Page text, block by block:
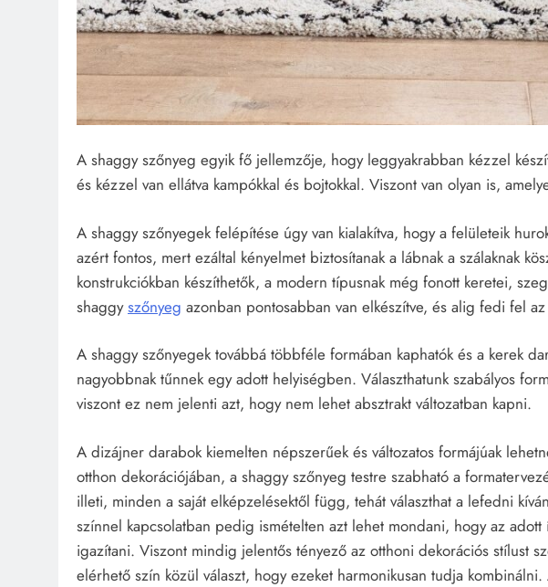
A shaggy szőnyeg egyik fő jellemzője, hogy leggyakrabban kézzel
és kézzel van ellátva kampókkal és bojtokkal. Viszont van olyan is,
A shaggy szőnyegek felépítése úgy van kialakítva, hogy a felületeik
azért fontos, mert ezáltal kényelmet biztosítanak a lábnak a szálaknak
konstrukciókban készíthetők, a modern típusnak még fonott keretei,
shaggyszőnyeg azonban pontosabban van elkészítve, és alig fedi fel
A shaggy szőnyegek továbbá többféle formában kaphatók és a kerek
nagyobbnak tűnnek egy adott helyiségben. Választhatunk szabályos
viszont ez nem jelenti azt, hogy nem lehet absztrakt változatban kapni.
A dizájner darabok kiemelten népszerűek és változatos formájúak
otthon dekorációjában, a shaggy szőnyeg testre szabható a
illeti, minden a saját elképzelésektől függ, tehát választhat a lefedni
színnel kapcsolatban pedig ismételten azt lehet mondani, hogy az
igazítani. Viszont mindig jelentős tényező az otthoni dekorációs stílust
elérhető szín közül választ, hogy ezeket harmonikusan tudja